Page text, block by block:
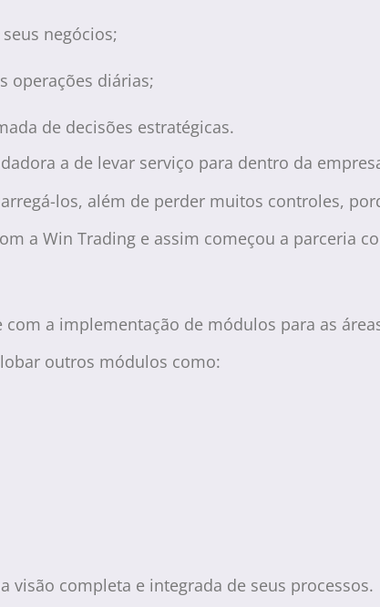
negócios;
operações diárias;
de decisões estratégicas.
a de levar serviço para dentro da
los, além de perder muitos controles,
a Win Trading e assim começou a parceria
a implementação de módulos para as
outros módulos como:
completa e integrada de seus processos.